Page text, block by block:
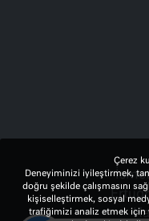
İsmet
Çerez
Deneyiminizi iyileştirmek,
doğru şekilde çalışmasını
kişiselleştirmek, sosyal
trafiğimizi analiz etmek için